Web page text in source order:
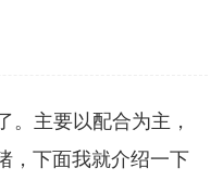
主要以配合为主，
，下面我就介绍一下